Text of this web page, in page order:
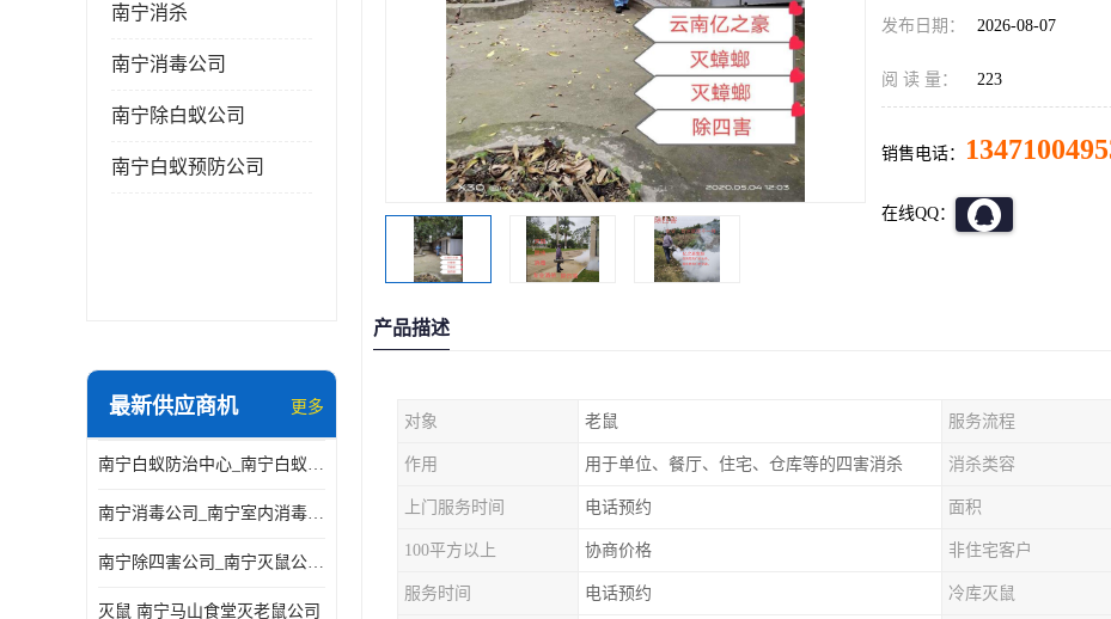
南宁消杀
南宁消毒公司
南宁除白蚁公司
南宁白蚁预防公司
最新供应商机 更多
南宁白蚁防治中心_南宁白蚁防治所电话_南宁白蚁防治公司
南宁消毒公司_南宁室内消毒_南宁室内消毒公司
南宁除四害公司_南宁灭鼠公司_南宁杀虫公司
灭鼠 南宁马山食堂灭老鼠公司
发布日期： 2026-08-07
阅 读 量： 223
销售电话：
在线QQ：
产品描述
对象 老鼠 服务流程
作用 用于单位、餐厅、住宅、仓库等的四害消杀 消杀类容
上门服务时间 电话预约 面积
100平方以上 协商价格 非住宅客户
服务时间 电话预约 冷库灭鼠